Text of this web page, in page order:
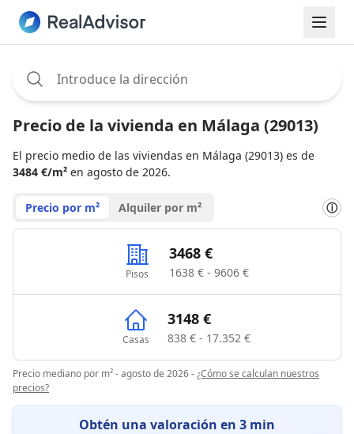
Precio de la vivienda en Málaga (29013)
El precio medio de las viviendas en Málaga (29013) es de
3484 €/m² en agosto de 2026.
Precio por m² Alquiler por m² ⓘ
Pisos
3468 €
1638 € - 9606 €
Casas
3148 €
838 € - 17.352 €
Precio mediano por m² - agosto de 2026-¿Cómo se calculan nuestros
precios?
Obtén una valoración en 3 min